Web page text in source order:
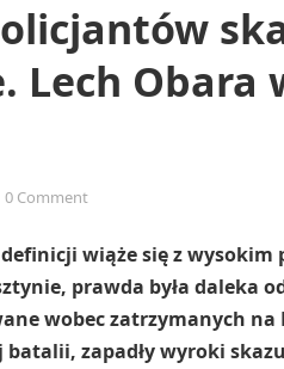
Lech Obara
0 Comment
wiąże się z
prawda była daleka
wobec zatrzymanych
batalii, zapadły wyroki